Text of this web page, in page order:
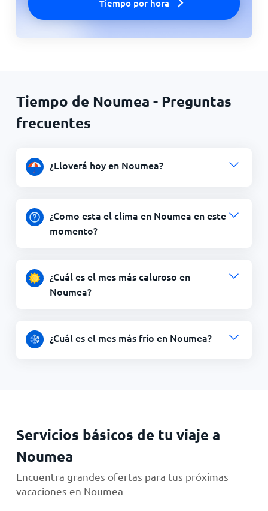
Tiempo por hora
Tiempo de Noumea - Preguntas
frecuentes
¿Lloverá hoy en Noumea?
¿Como esta el clima en Noumea en este
momento?
¿Cuál es el mes más caluroso en
Noumea?
¿Cuál es el mes más frío en Noumea?
Servicios básicos de tu viaje a
Noumea
Encuentra grandes ofertas para tus próximas
vacaciones en Noumea